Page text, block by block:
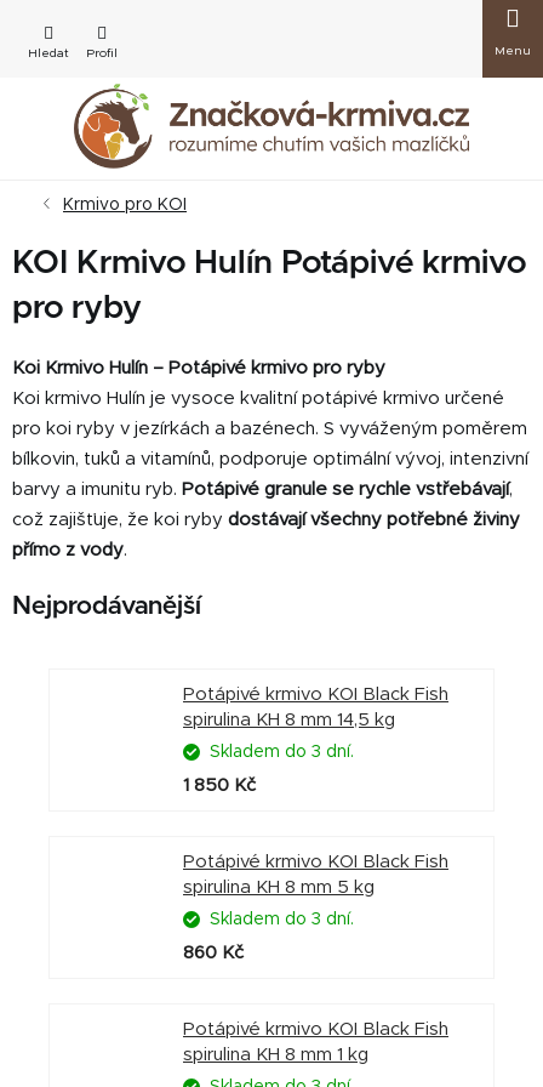
obsah
košík
Krmivo pro KOI
KOI Krmivo Hulín Potápivé krmivo
pro ryby
Koi Krmivo Hulín – Potápivé krmivo pro ryby
Koi krmivo Hulín je vysoce kvalitní potápivé krmivo určené
pro koi ryby v jezírkách a bazénech. S vyváženým poměrem
bílkovin, tuků a vitamínů, podporuje optimální vývoj, intenzivní
barvy a imunitu ryb. Potápivé granule se rychle vstřebávají,
což zajišťuje, že koi ryby dostávají všechny potřebné živiny
přímo z vody.
Nejprodávanější
Potápivé krmivo KOI Black Fish
spirulina KH 8 mm 14,5 kg
Skladem do 3 dní.
1 850 Kč
Potápivé krmivo KOI Black Fish
spirulina KH 8 mm 5 kg
Skladem do 3 dní.
860 Kč
Potápivé krmivo KOI Black Fish
spirulina KH 8 mm 1 kg